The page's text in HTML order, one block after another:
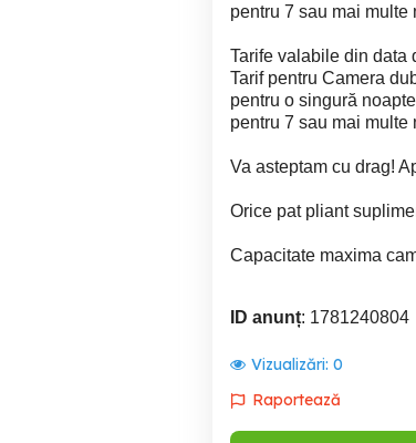
pentru 7 sau mai
Tarife valabile din data
Tarif pentru Camera
pentru o singură
pentru 7 sau mai multe
Va asteptam cu drag!
Orice pat pliant
Capacitate maxima
ID anunț: 1781240804
Vizualizări: 0
Raportează